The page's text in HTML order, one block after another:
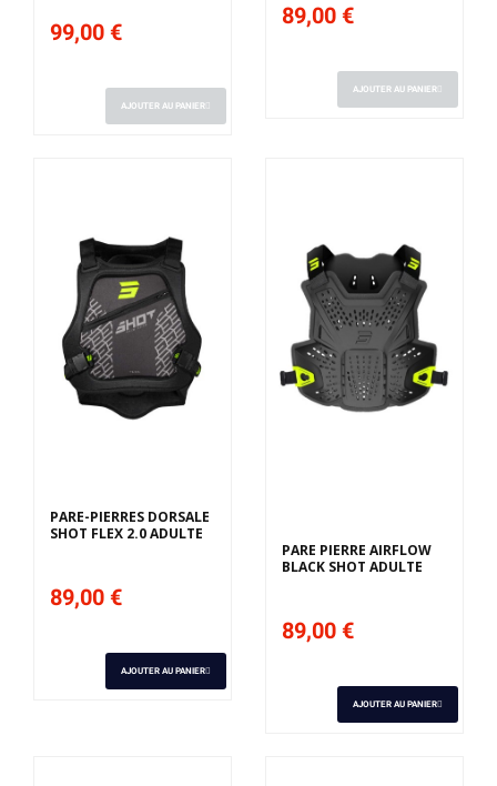
99,00 €
AJOUTER AU PANIER
89,00 €
AJOUTER AU PANIER
PARE-PIERRES DORSALE
SHOT FLEX 2.0 ADULTE
89,00 €
AJOUTER AU PANIER
PARE PIERRE AIRFLOW
BLACK SHOT ADULTE
89,00 €
AJOUTER AU PANIER